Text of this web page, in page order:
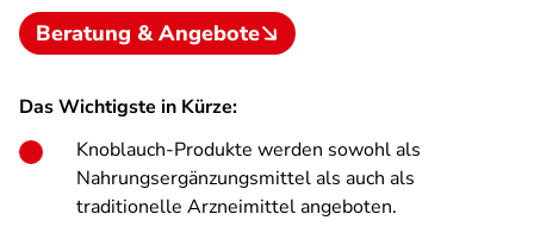
Beratung & Angebote
Das Wichtigste in Kürze:
Knoblauch-Produkte werden sowohl als
Nahrungsergänzungsmittel als auch als
traditionelle Arzneimittel angeboten.